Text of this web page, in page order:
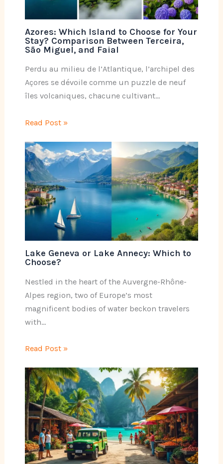
Azores: Which Island to Choose for Your
Stay? Comparison Between Terceira,
São Miguel, and Faial
Perdu au milieu de l’Atlantique, l’archipel des
Açores se dévoile comme un puzzle de neuf
îles volcaniques, chacune cultivant…
Read Post »
Lake Geneva or Lake Annecy: Which to
Choose?
Nestled in the heart of the Auvergne-Rhône-
Alpes region, two of Europe’s most
magnificent bodies of water beckon travelers
with…
Read Post »